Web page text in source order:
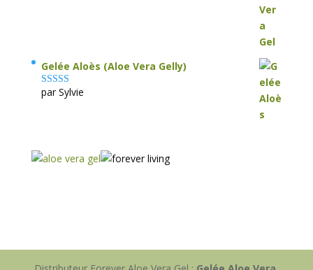
Gelée Aloès (Aloe Vera Gelly)
Note5sur 5
par Sylvie